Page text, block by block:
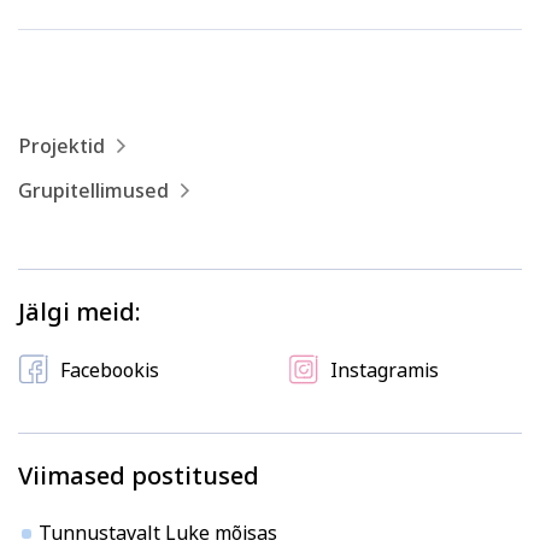
Projektid
Grupitellimused
Jälgi meid:
Facebookis Instagramis
Viimased postitused
Tunnustavalt Luke mõisas